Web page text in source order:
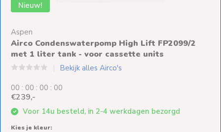
Ventilators
Spoed- en
Weekendleveringen
Klantenservice
Contact
Nieuw!
Aspen
Airco Condenswaterpomp High Lift FP2099/2
met 1 liter tank - voor cassette units
Bekijk alles Airco's
00 : 00 : 00 : 00
€239,-
Voor 14u besteld, in 2-4 werkdagen bezorgd
Kies je kleur: